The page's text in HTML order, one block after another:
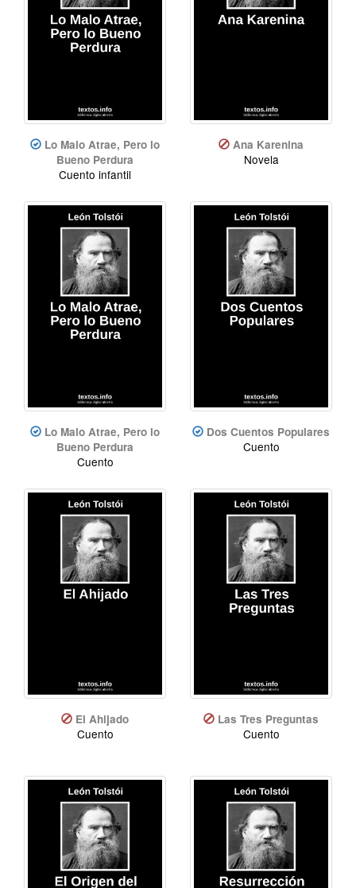
Lo Malo Atrae, Pero lo
Bueno Perdura
Cuento infantil
Ana Karenina
Novela
Lo Malo Atrae, Pero lo
Bueno Perdura
Cuento
Dos Cuentos Populares
Cuento
El Ahijado
Cuento
Las Tres Preguntas
Cuento